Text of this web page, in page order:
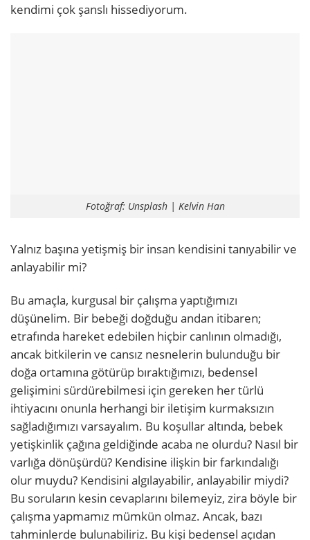
kendimi çok şanslı hissediyorum.
Fotoğraf: Unsplash | Kelvin Han
Yalnız başına yetişmiş bir insan kendisini tanıyabilir ve
anlayabilir mi?
Bu amaçla, kurgusal bir çalışma yaptığımızı
düşünelim. Bir bebeği doğduğu andan itibaren;
etrafında hareket edebilen hiçbir canlının olmadığı,
ancak bitkilerin ve cansız nesnelerin bulunduğu bir
doğa ortamına götürüp bıraktığımızı, bedensel
gelişimini sürdürebilmesi için gereken her türlü
ihtiyacını onunla herhangi bir iletişim kurmaksızın
sağladığımızı varsayalım. Bu koşullar altında, bebek
yetişkinlik çağına geldiğinde acaba ne olurdu? Nasıl bir
varlığa dönüşürdü? Kendisine ilişkin bir farkındalığı
olur muydu? Kendisini algılayabilir, anlayabilir miydi?
Bu soruların kesin cevaplarını bilemeyiz, zira böyle bir
çalışma yapmamız mümkün olmaz. Ancak, bazı
tahminlerde bulunabiliriz. Bu kişi bedensel açıdan